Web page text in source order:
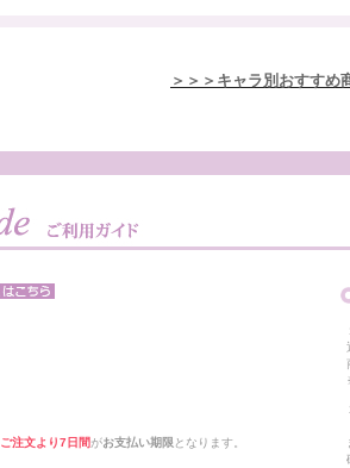
＞＞＞キャラ別おすすめ
ご注文より7日間がお支払い期限 となります。